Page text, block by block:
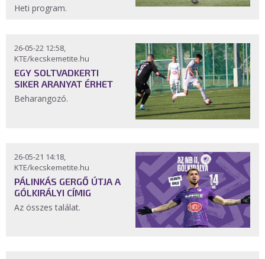
Heti program.
26-05-22 12:58,
KTE/kecskemetite.hu
EGY SOLTVADKERTI
SIKER ARANYAT ÉRHET
Beharangozó.
26-05-21 14:18,
KTE/kecskemetite.hu
PÁLINKÁS GERGŐ ÚTJA A
GÓLKIRÁLYI CÍMIG
Az összes találat.